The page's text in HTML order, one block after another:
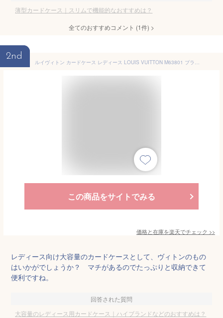
薄型カードケース｜スリムで機能的なおすすめは？
全てのおすすめコメント (1件) >
2nd
ルイヴィトン カードケース レディース LOUIS VUITTON M63801 ブラウン
この商品をサイトでみる
価格と在庫を楽天でチェック >>
レディース向け大容量のカードケースとして、ヴィトンのもの
はいかがでしょうか？ マチがあるのでたっぷりと収納できて
便利ですね。
回答された質問
大容量のレディース用カードケース｜ハイブランドなどのおすすめは？